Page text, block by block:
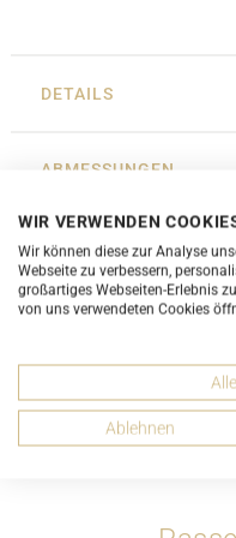
DETAILS
ABMESSUNGEN
EMPFEHLEN
WIR VERWENDEN
Wir können diese zur Analyse
Webseite zu verbessern,
großartiges Webseiten-Erlebnis
von uns verwendeten Cookies
Ablehnen